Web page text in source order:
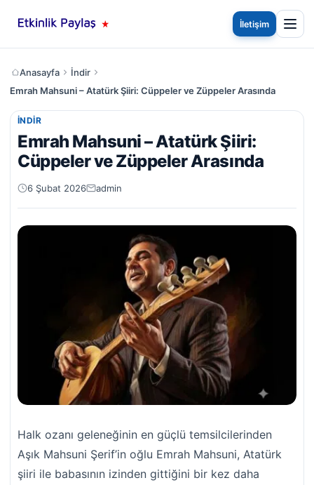
İletişim
Anasayfa
İndir
Emrah Mahsuni – Atatürk Şiiri: Cüppeler ve Züppeler Arasında
İNDIR
Emrah Mahsuni – Atatürk Şiiri:
Cüppeler ve Züppeler Arasında
6 Şubat 2026 admin
Halk ozanı geleneğinin en güçlü temsilcilerinden
Aşık Mahsuni Şerif’in oğlu Emrah Mahsuni, Atatürk
şiiri ile babasının izinden gittiğini bir kez daha